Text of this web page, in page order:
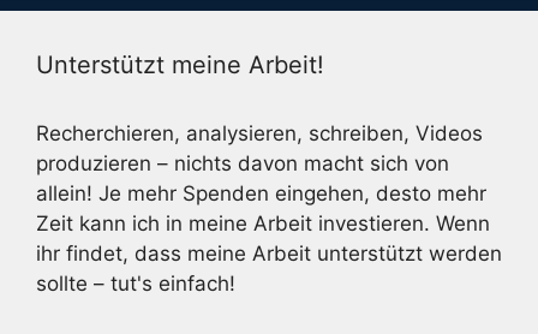
Unterstützt meine Arbeit!
Recherchieren, analysieren, schreiben, Videos
produzieren – nichts davon macht sich von
allein! Je mehr Spenden eingehen, desto mehr
Zeit kann ich in meine Arbeit investieren. Wenn
ihr findet, dass meine Arbeit unterstützt werden
sollte – tut's einfach!